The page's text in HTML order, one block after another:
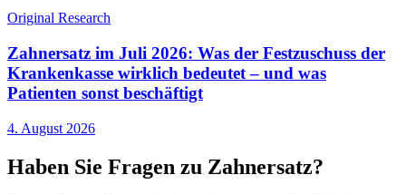
Original Research
Zahnersatz im Juli 2026: Was der Festzuschuss der
Krankenkasse wirklich bedeutet – und was
Patienten sonst beschäftigt
4. August 2026
Haben Sie Fragen zu Zahnersatz?